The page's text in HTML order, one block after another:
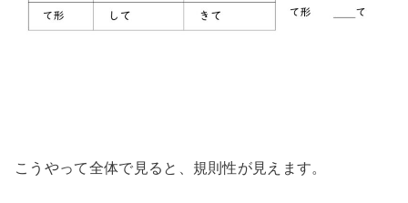
こうやって全体で見ると、規則性が見えます。